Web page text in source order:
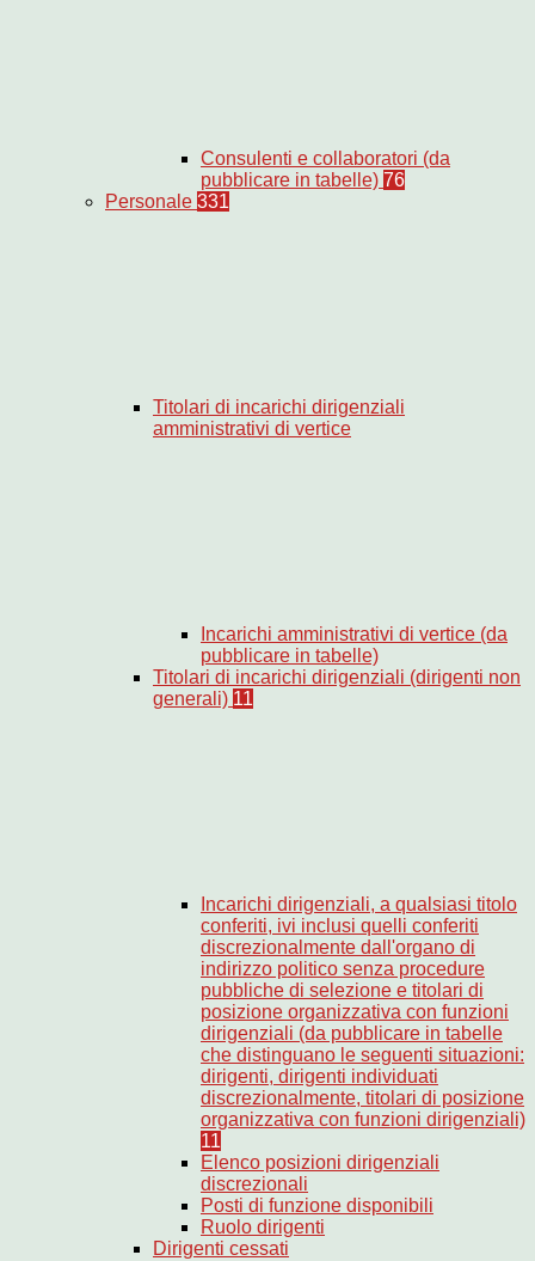
Consulenti e collaboratori (da
pubblicare in tabelle) 76
Personale 331
Titolari di incarichi dirigenziali
amministrativi di vertice
Incarichi amministrativi di vertice (da
pubblicare in tabelle)
Titolari di incarichi dirigenziali (dirigenti non
generali) 11
Incarichi dirigenziali, a qualsiasi titolo
conferiti, ivi inclusi quelli conferiti
discrezionalmente dall'organo di
indirizzo politico senza procedure
pubbliche di selezione e titolari di
posizione organizzativa con funzioni
dirigenziali (da pubblicare in tabelle
che distinguano le seguenti situazioni:
dirigenti, dirigenti individuati
discrezionalmente, titolari di posizione
organizzativa con funzioni dirigenziali)
11
Elenco posizioni dirigenziali
discrezionali
Posti di funzione disponibili
Ruolo dirigenti
Dirigenti cessati